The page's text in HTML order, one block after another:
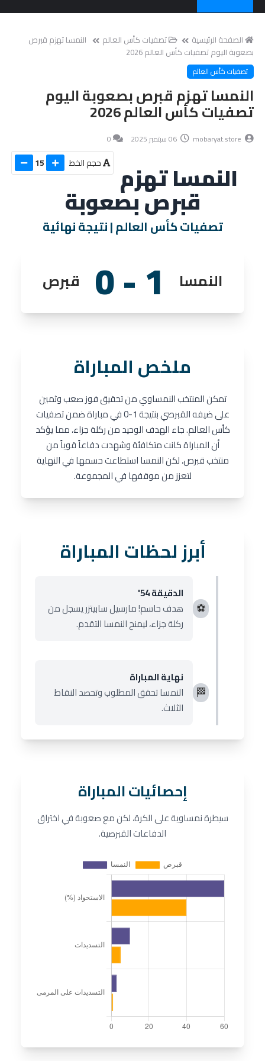
الصفحة الرئيسية تصفيات كأس العالم
النمسا تهزم قبرص
بصعوبة اليوم تصفيات كأس العالم 2026
تصفيات كأس العالم
النمسا تهزم قبرص بصعوبة اليوم
تصفيات كأس العالم 2026
mobaryat.store
0
حجم الخط 15 النمسا تهزم
قبرص بصعوبة
تصفيات كأس العالم | نتيجة نهائية
النمسا 1 - 0 قبرص
ملخص المباراة
تمكن المنتخب النمساوي من تحقيق فوز صعب وثمين
على ضيفه القبرصي بنتيجة 1-0 في مباراة ضمن تصفيات
كأس العالم. جاء الهدف الوحيد من ركلة جزاء، مما يؤكد
أن المباراة كانت متكافئة وشهدت دفاعاً قوياً من
منتخب قبرص، لكن النمسا استطاعت حسمها في النهاية
لتعزز من موقفها في المجموعة.
أبرز لحظات المباراة
⚽
الدقيقة 54'
هدف حاسم! مارسيل سابيتزر يسجل من
ركلة جزاء، ليمنح النمسا التقدم.
🏁
نهاية المباراة
النمسا تحقق المطلوب وتحصد النقاط
الثلاث.
إحصائيات المباراة
سيطرة نمساوية على الكرة، لكن مع صعوبة في اختراق
الدفاعات القبرصية.